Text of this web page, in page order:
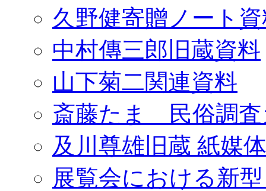
久野健寄贈ノート
中村傳三郎旧蔵資料
山下菊二関連資料
斎藤たま 民俗調査
及川尊雄旧蔵 紙媒
展覧会における新